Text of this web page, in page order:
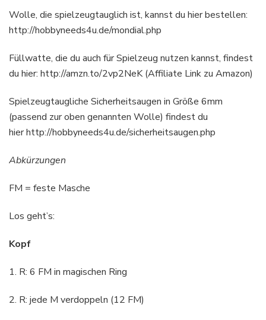
Wolle, die spielzeugtauglich ist, kannst du hier bestellen:
http://hobbyneeds4u.de/mondial.php
Füllwatte, die du auch für Spielzeug nutzen kannst, findest
du hier: http://amzn.to/2vp2NeK (Affiliate Link zu Amazon)
Spielzeugtaugliche Sicherheitsaugen in Größe 6mm
(passend zur oben genannten Wolle) findest du
hier http://hobbyneeds4u.de/sicherheitsaugen.php
Abkürzungen
FM = feste Masche
Los geht’s:
Kopf
1. R: 6 FM in magischen Ring
2. R: jede M verdoppeln (12 FM)